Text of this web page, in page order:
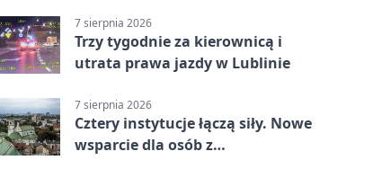
7 sierpnia 2026
Trzy tygodnie za kierownicą i
utrata prawa jazdy w Lublinie
7 sierpnia 2026
Cztery instytucje łączą siły. Nowe
wsparcie dla osób z